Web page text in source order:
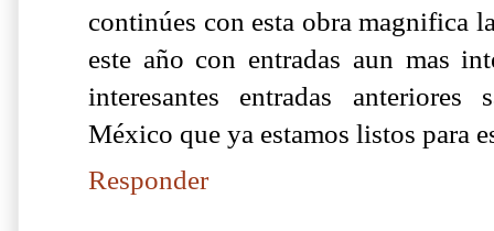
continúes con esta obra magnifica
este año con entradas aun mas
interesantes entradas
México que ya estamos listos para
Responder